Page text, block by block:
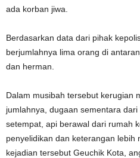
ada korban jiwa.
Berdasarkan data dari pihak
berjumlahnya lima orang di
dan herman.
Dalam musibah tersebut kerugian
jumlahnya, dugaan sementara
setempat, api berawal dari rumah
penyelidikan dan keterangan lebih
kejadian tersebut Geuchik Kota,